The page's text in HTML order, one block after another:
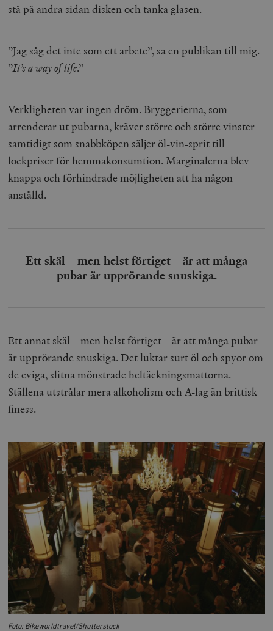
stå på andra sidan disken och tanka glasen.
”Jag såg det inte som ett arbete”, sa en publikan till mig.
”It’s a way of life.”
Verkligheten var ingen dröm. Bryggerierna, som
arrenderar ut pubarna, kräver större och större vinster
samtidigt som snabbköpen säljer öl-vin-sprit till
lockpriser för hemmakonsumtion. Marginalerna blev
knappa och förhindrade möjligheten att ha någon
anställd.
Ett skäl – men helst förtiget – är att många
pubar är upprörande snuskiga.
Ett annat skäl – men helst förtiget – är att många pubar
är upprörande snuskiga. Det luktar surt öl och spyor om
de eviga, slitna mönstrade heltäckningsmattorna.
Ställena utstrålar mera alkoholism och A-lag än brittisk
finess.
Foto: Bikeworldtravel/Shutterstock